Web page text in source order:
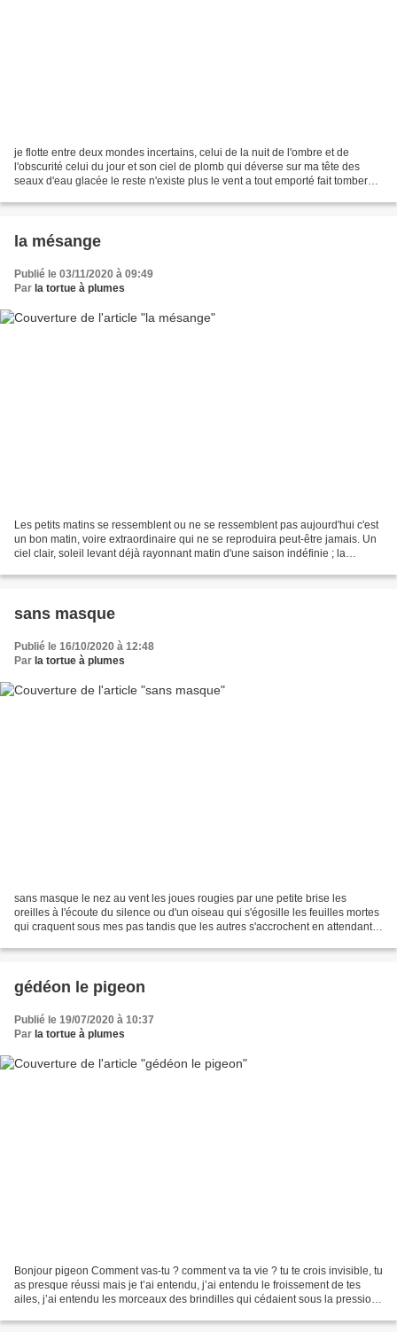
je flotte entre deux mondes incertains, celui de la nuit de l'ombre et de
l'obscurité celui du jour et son ciel de plomb qui déverse sur ma tête des
seaux d'eau glacée le reste n'existe plus le vent a tout emporté fait tomber
la mésange
Publié le 03/11/2020 à 09:49
Par la tortue à plumes
Les petits matins se ressemblent ou ne se ressemblent pas aujourd'hui c'est
un bon matin, voire extraordinaire qui ne se reproduira peut-être jamais. Un
ciel clair, soleil levant déjà rayonnant matin d'une saison indéfinie ; la
sans masque
Publié le 16/10/2020 à 12:48
Par la tortue à plumes
sans masque le nez au vent les joues rougies par une petite brise les
oreilles à l'écoute du silence ou d'un oiseau qui s'égosille les feuilles mortes
qui craquent sous mes pas tandis que les autres s'accrochent en attendant
gédéon le pigeon
Publié le 19/07/2020 à 10:37
Par la tortue à plumes
Bonjour pigeon Comment vas-tu ? comment va ta vie ? tu te crois invisible, tu
as presque réussi mais je t’ai entendu, j’ai entendu le froissement de tes
ailes, j’ai entendu les morceaux des brindilles qui cédaient sous la pression